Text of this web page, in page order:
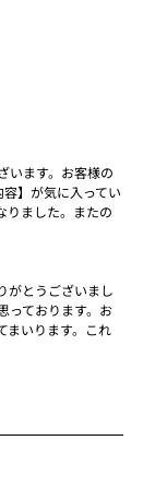
います。お客様の
】が気に入ってい
りました。またの
がとうございまし
っております。お
まいります。これ